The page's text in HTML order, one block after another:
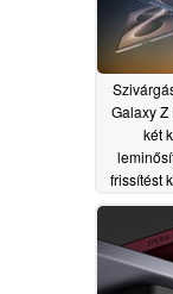
Galaxy
két
frissítést